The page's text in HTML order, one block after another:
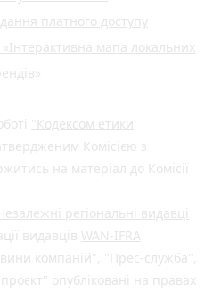
платного доступу
мапа локальних
"Кодексом етики
Комісією з
на матеріал до Комісії
регіональні видавці
видавців WAN-IFRA
компаній", "Прес-служба",
опубліковані на правах